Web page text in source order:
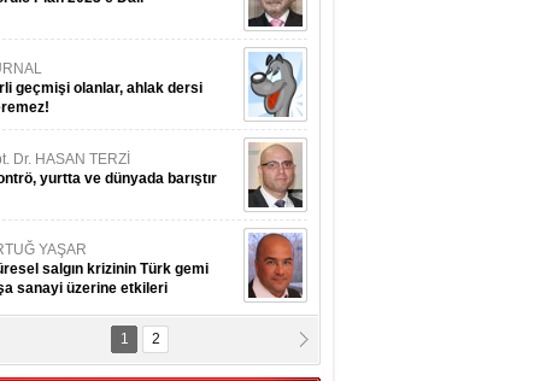
geçmişi olanlar, ahlak dersi
Dr. HASAN TERZİ
yurtta ve dünyada barıştır
YAŞAR
salgın krizinin Türk gemi
sanayi üzerine etkileri
MESUT AZMİ GÖKSOY
kaptan kardeşlerime
1 2